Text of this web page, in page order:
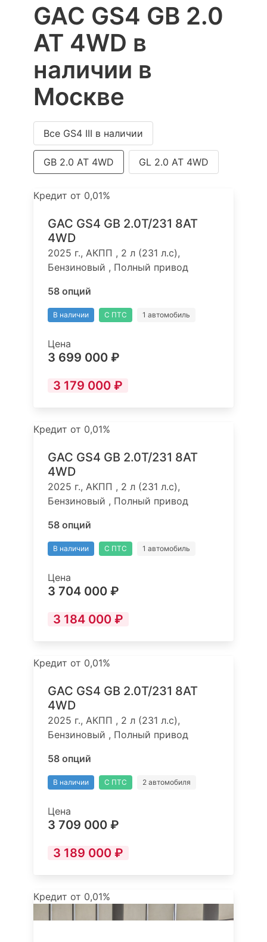
GAC GS4 GB 2.0
AT 4WD в
наличии в
Москве
Все GS4 III в наличии
GB 2.0 AT 4WD GL 2.0 AT 4WD
Кредит от 0,01%
GAC GS4 GB 2.0T/231 8AT
4WD
2025 г., АКПП , 2 л (231 л.с),
Бензиновый , Полный привод
58 опций
В наличии С ПТС 1 автомобиль
Цена
3 699 000 ₽
3 179 000 ₽
Кредит от 0,01%
GAC GS4 GB 2.0T/231 8AT
4WD
2025 г., АКПП , 2 л (231 л.с),
Бензиновый , Полный привод
58 опций
В наличии С ПТС 1 автомобиль
Цена
3 704 000 ₽
3 184 000 ₽
Кредит от 0,01%
GAC GS4 GB 2.0T/231 8AT
4WD
2025 г., АКПП , 2 л (231 л.с),
Бензиновый , Полный привод
58 опций
В наличии С ПТС 2 автомобиля
Цена
3 709 000 ₽
3 189 000 ₽
Кредит от 0,01%